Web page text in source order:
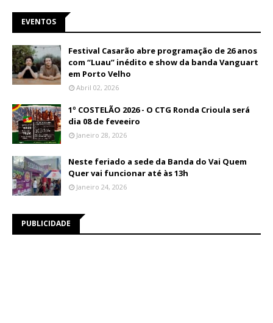
EVENTOS
Festival Casarão abre programação de 26 anos
com “Luau” inédito e show da banda Vanguart
em Porto Velho
Abril 02, 2026
1º COSTELÃO 2026 - O CTG Ronda Crioula será
dia 08 de feveeiro
Janeiro 28, 2026
Neste feriado a sede da Banda do Vai Quem
Quer vai funcionar até às 13h
Janeiro 24, 2026
PUBLICIDADE